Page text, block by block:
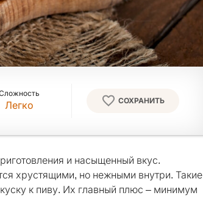
Легко СОХРАНИТЬ
и насыщенный вкус.
хрустящими, но нежными внутри. Такие
к пиву. Их главный плюс – минимум